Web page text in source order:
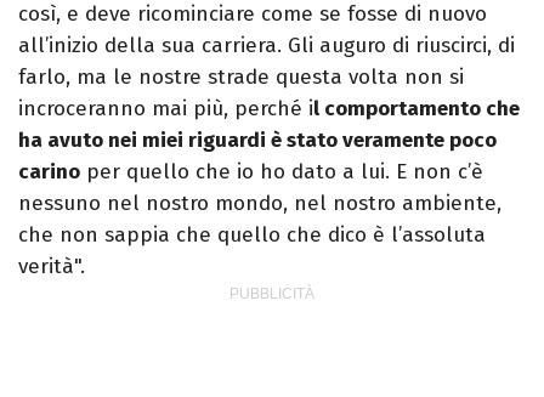
così, e deve ricominciare come se fosse di nuovo
all’inizio della sua carriera. Gli auguro di riuscirci, di
farlo, ma le nostre strade questa volta non si
incroceranno mai più, perché il comportamento che
ha avuto nei miei riguardi è stato veramente poco
carino per quello che io ho dato a lui. E non c’è
nessuno nel nostro mondo, nel nostro ambiente,
che non sappia che quello che dico è l’assoluta
verità".